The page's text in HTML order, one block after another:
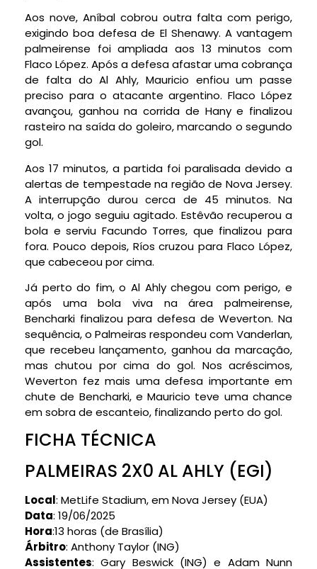
Aos nove, Aníbal cobrou outra falta com perigo,
exigindo boa defesa de El Shenawy. A vantagem
palmeirense foi ampliada aos 13 minutos com
Flaco López. Após a defesa afastar uma cobrança
de falta do Al Ahly, Mauricio enfiou um passe
preciso para o atacante argentino. Flaco López
avançou, ganhou na corrida de Hany e finalizou
rasteiro na saída do goleiro, marcando o segundo
gol.
Aos 17 minutos, a partida foi paralisada devido a
alertas de tempestade na região de Nova Jersey.
A interrupção durou cerca de 45 minutos. Na
volta, o jogo seguiu agitado. Estêvão recuperou a
bola e serviu Facundo Torres, que finalizou para
fora. Pouco depois, Ríos cruzou para Flaco López,
que cabeceou por cima.
Já perto do fim, o Al Ahly chegou com perigo, e
após uma bola viva na área palmeirense,
Bencharki finalizou para defesa de Weverton. Na
sequência, o Palmeiras respondeu com Vanderlan,
que recebeu lançamento, ganhou da marcação,
mas chutou por cima do gol. Nos acréscimos,
Weverton fez mais uma defesa importante em
chute de Bencharki, e Mauricio teve uma chance
em sobra de escanteio, finalizando perto do gol.
FICHA TÉCNICA
PALMEIRAS 2X0 AL AHLY (EGI)
Local: MetLife Stadium, em Nova Jersey (EUA)
Data: 19/06/2025
Hora:13 horas (de Brasília)
Árbitro: Anthony Taylor (ING)
Assistentes: Gary Beswick (ING) e Adam Nunn